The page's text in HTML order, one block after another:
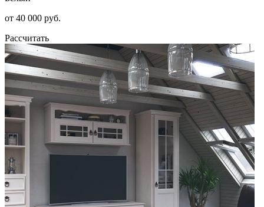
от 40 000 руб.
Рассчитать